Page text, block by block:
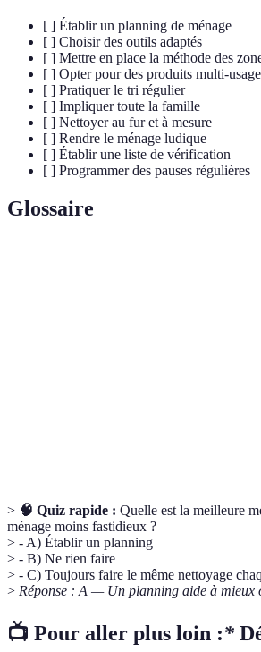
[ ] Établir un planning de ménage
[ ] Choisir des outils adaptés
[ ] Mettre en place la méthode des
[ ] Opter pour des produits multi-
[ ] Pratiquer le tri régulier
[ ] Impliquer toute la famille
[ ] Nettoyer au fur et à mesure
[ ] Rendre le ménage ludique
[ ] Établir une liste de vérification
[ ] Programmer des pauses régulières
Glossaire
> 🧠 Quiz rapide : Quelle est la meilleure
ménage moins fastidieux ?
> - A) Établir un planning
> - B) Ne rien faire
> - C) Toujours faire le même nettoyage
> Réponse : A — Un planning aide à mieux
📺 Pour aller plus loin :*